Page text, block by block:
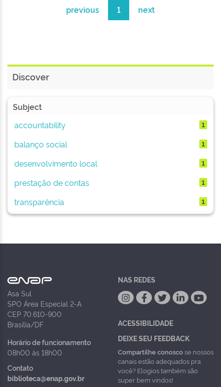
previous 1 next
Discover
Subject
accountability
1
balanço social 1
desenvolvimento local 1
prestação de contas 1
transparência 1
Asa Sul
SPO Área Especial 2-A
CEP 70.610-900
Brasília/DF
Horário de funcionamento
08h00 às 18h00
Contato
biblioteca@enap.gov.br
NAS REDES
ACESSIBILIDADE
DEIXE SEU FEEDBACK
Compartilhe conoscose nossos
canais estão adequados pra
você? Elogios também são
super bem vindos!